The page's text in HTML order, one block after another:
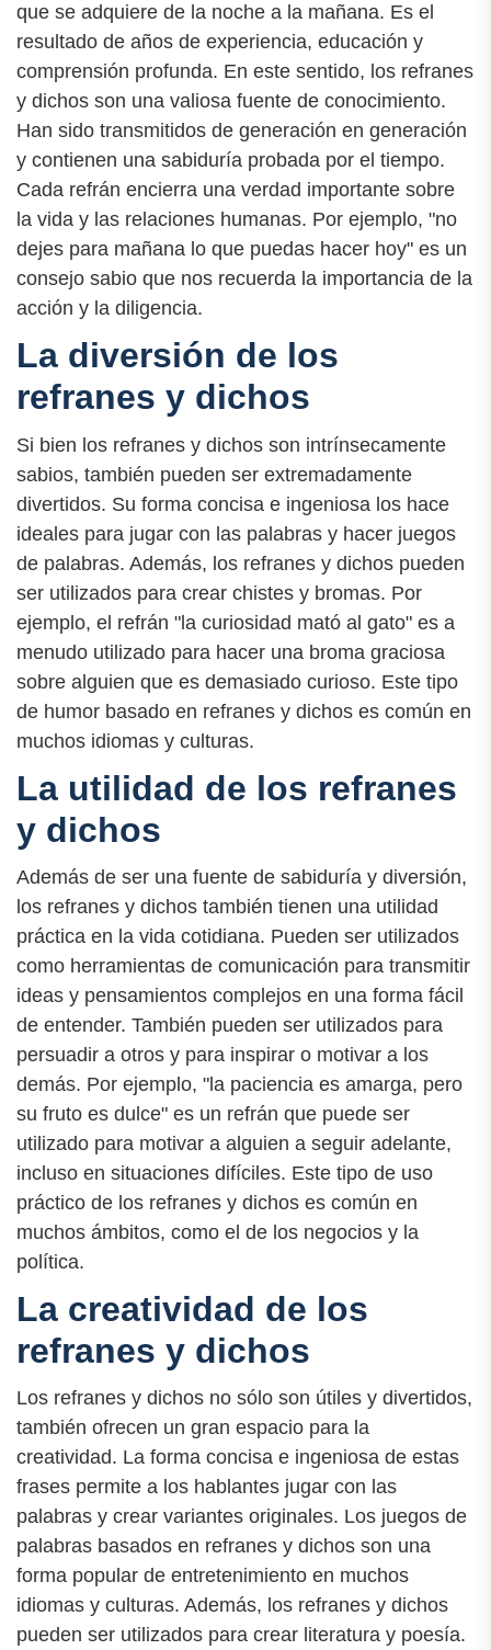
que se adquiere de la noche a la mañana. Es el
resultado de años de experiencia, educación y
comprensión profunda. En este sentido, los refranes
y dichos son una valiosa fuente de conocimiento.
Han sido transmitidos de generación en generación
y contienen una sabiduría probada por el tiempo.
Cada refrán encierra una verdad importante sobre
la vida y las relaciones humanas. Por ejemplo, "no
dejes para mañana lo que puedas hacer hoy" es un
consejo sabio que nos recuerda la importancia de la
acción y la diligencia.
La diversión de los
refranes y dichos
Si bien los refranes y dichos son intrínsecamente
sabios, también pueden ser extremadamente
divertidos. Su forma concisa e ingeniosa los hace
ideales para jugar con las palabras y hacer juegos
de palabras. Además, los refranes y dichos pueden
ser utilizados para crear chistes y bromas. Por
ejemplo, el refrán "la curiosidad mató al gato" es a
menudo utilizado para hacer una broma graciosa
sobre alguien que es demasiado curioso. Este tipo
de humor basado en refranes y dichos es común en
muchos idiomas y culturas.
La utilidad de los refranes
y dichos
Además de ser una fuente de sabiduría y diversión,
los refranes y dichos también tienen una utilidad
práctica en la vida cotidiana. Pueden ser utilizados
como herramientas de comunicación para transmitir
ideas y pensamientos complejos en una forma fácil
de entender. También pueden ser utilizados para
persuadir a otros y para inspirar o motivar a los
demás. Por ejemplo, "la paciencia es amarga, pero
su fruto es dulce" es un refrán que puede ser
utilizado para motivar a alguien a seguir adelante,
incluso en situaciones difíciles. Este tipo de uso
práctico de los refranes y dichos es común en
muchos ámbitos, como el de los negocios y la
política.
La creatividad de los
refranes y dichos
Los refranes y dichos no sólo son útiles y divertidos,
también ofrecen un gran espacio para la
creatividad. La forma concisa e ingeniosa de estas
frases permite a los hablantes jugar con las
palabras y crear variantes originales. Los juegos de
palabras basados en refranes y dichos son una
forma popular de entretenimiento en muchos
idiomas y culturas. Además, los refranes y dichos
pueden ser utilizados para crear literatura y poesía.